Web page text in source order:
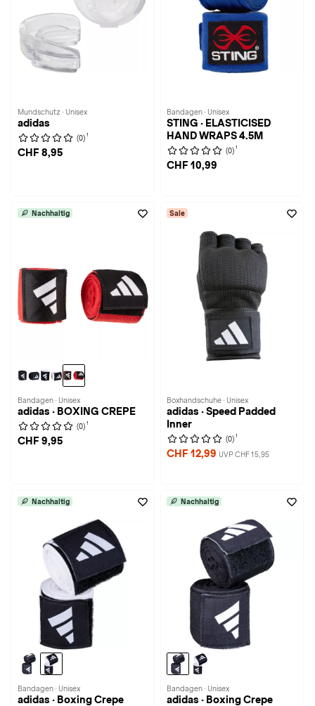
Mundschutz · Unisex
adidas
(0) 1
CHF 8,95
Bandagen · Unisex
STING · ELASTICISED
HAND WRAPS 4.5M
(0) 1
CHF 10,99
Nachhaltig
Bandagen · Unisex
adidas · BOXING CREPE
(0) 1
CHF 9,95
Sale
Boxhandschuhe · Unisex
adidas · Speed Padded
Inner
(0) 1
CHF 12,99 UVP CHF 15,95
Nachhaltig
Bandagen · Unisex
adidas · Boxing Crepe
Nachhaltig
Bandagen · Unisex
adidas · Boxing Crepe